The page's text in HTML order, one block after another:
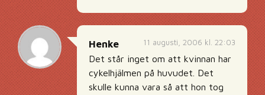
11 augusti, 2006 kl. 22:03
Henke
Det står inget om att kvinnan har
cykelhjälmen på huvudet. Det
skulle kunna vara så att hon tog